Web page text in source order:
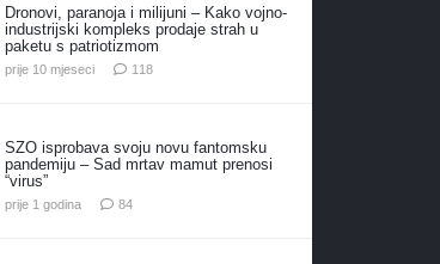
Dronovi, paranoja i milijuni – Kako vojno-
industrijski kompleks prodaje strah u
paketu s patriotizmom
prije 10 mjeseci 118komentara
SZO isprobava svoju novu fantomsku
pandemiju – Sad mrtav mamut prenosi
“virus”
prije 1 godina 84komentara